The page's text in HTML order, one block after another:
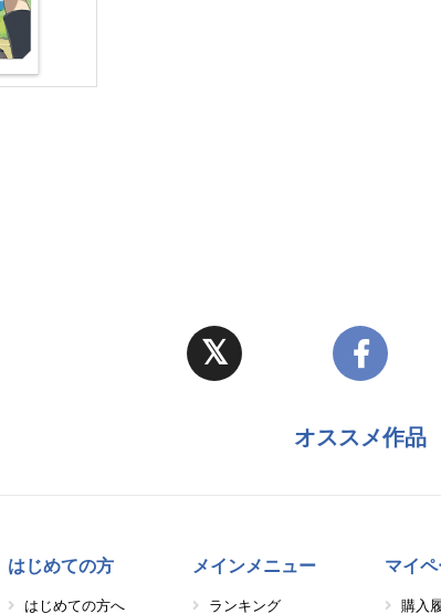
オススメ作品
はじめての方
はじめての方へ
メインメニュー
ランキング
マイ
購入